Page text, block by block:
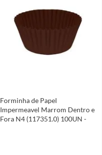
Forminha de Papel
Impermeavel Marrom Dentro e
Fora N4 (117351.0) 100UN -